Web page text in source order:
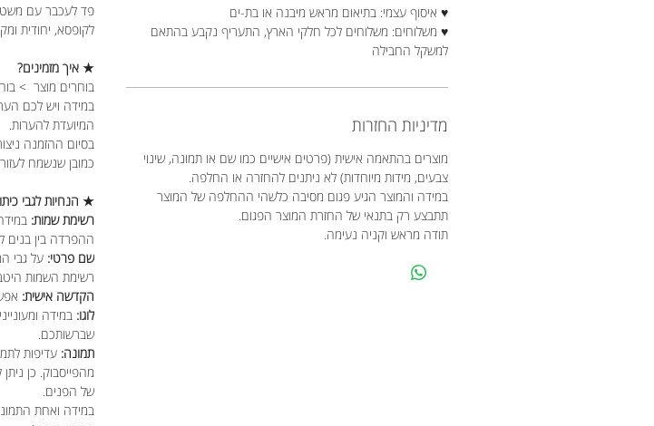
פד לעכבר עם
לקופסא, יחודית
★ איך מזמינים?
בוחרים מוצר >
במידה ויש לכם
המיועדת להערות.
בסיום ההזמנה
כמובן שנשמח
★ הנחיות לגבי
רשימת שמות:
ההפרדה בין בנים
שם פרטי: על גבי
רשימת השמות
הקדשה אישית:
לוגו: במידה
שברשותכם.
תמונה: עדיפות
מהפייסבוק. כן
של הפנים.
במידה ואחת
♥ איסוף עצמי: בתיאום מראש מיבנה או בת-ים
♥ משלוחים: משלוחים לכל חלקי הארץ, התעריף נקבע בהתאם
למשקל החבילה
מדיניות החזרות
מוצרים בהתאמה אישית (פרטים אישיים כמו שם או תמונה, שינוי
צבעים, מידות מיוחדות) לא ניתנים להחזרה או החלפה.
במידה והמוצר הגיע פגום מסיבה כלשהי ההחלפה של המוצר
תתבצע רק בתנאי של החזרת המוצר הפגום.
תודה מראש וקניה נעימה.